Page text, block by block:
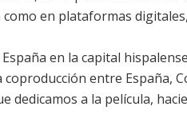
como en plataformas
en la capital
coproducción entre España,
dedicamos a la película,